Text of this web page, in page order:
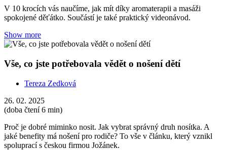
V 10 krocích vás naučíme, jak mít díky aromaterapii a masáži
spokojené děťátko. Součástí je také praktický videonávod.
Show more
Vše, co jste potřebovala vědět o nošení dětí
Tereza Zedková
26. 02. 2025
(doba čtení 6 min)
Proč je dobré miminko nosit. Jak vybrat správný druh nosítka. A
jaké benefity má nošení pro rodiče? To vše v článku, který vznikl
spoluprací s českou firmou Jožánek.